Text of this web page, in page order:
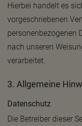
Hierbei handelt es
vorgeschriebenen
personenbezogenen
nach unseren
verarbeitet.
3. Allgemeine
Datenschutz
Die Betreiber dieser